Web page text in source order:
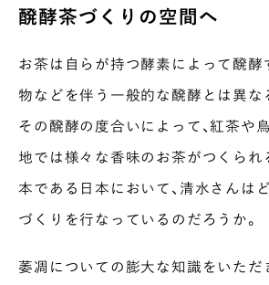
醗酵茶づくりの空間へ
お茶は自らが持つ酵素によって醗酵
物などを伴う一般的な醗酵とは異な
その醗酵の度合いによって、紅茶や
地では様々な香味のお茶がつくられ
本である日本において、清水さんは
づくりを行なっているのだろうか。
萎凋についての膨大な知識をいただ